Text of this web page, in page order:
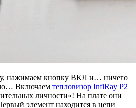
нажимаем кнопку ВКЛ и… ничего
Включаем тепловизор InfiRay P2
личности»! На плате они
элемент находится в цепи